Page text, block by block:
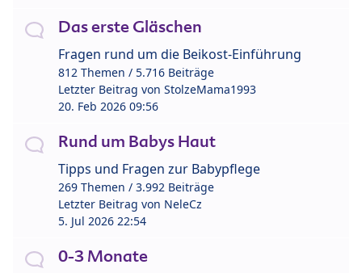
Das erste Gläschen
Fragen rund um die Beikost-Einführung
812 Themen / 5.716 Beiträge
Letzter Beitrag von StolzeMama1993
20. Feb 2026 09:56
Rund um Babys Haut
Tipps und Fragen zur Babypflege
269 Themen / 3.992 Beiträge
Letzter Beitrag von NeleCz
5. Jul 2026 22:54
0-3 Monate